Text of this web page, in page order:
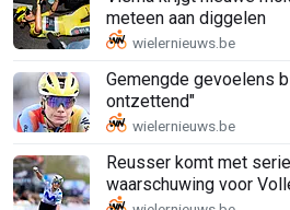
meteen aan diggelen
Gemengde gevoelens
ontzettend"
Reusser komt met
waarschuwing voor